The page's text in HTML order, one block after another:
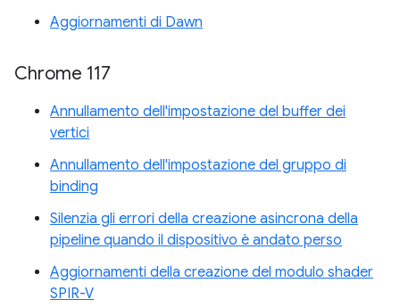
Aggiornamenti di Dawn
Chrome 117
Annullamento dell'impostazione del buffer dei
vertici
Annullamento dell'impostazione del gruppo di
binding
Silenzia gli errori della creazione asincrona della
pipeline quando il dispositivo è andato perso
Aggiornamenti della creazione del modulo shader
SPIR-V